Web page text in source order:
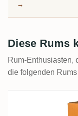
→
Diese Rums
Rum-Enthusiasten,
die folgenden
ReimonenQ